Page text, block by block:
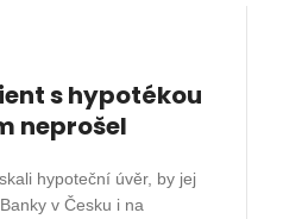
s hypotékou
neprošel
hypoteční úvěr, by jej
v Česku i na